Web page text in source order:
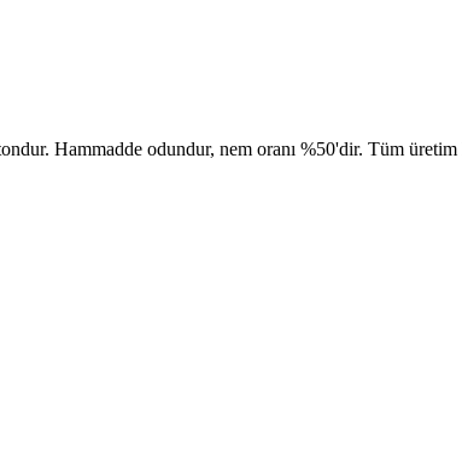
Hammadde odundur, nem oranı %50'dir. Tüm